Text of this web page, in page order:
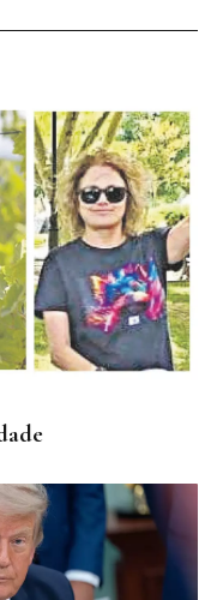
específicas a
por los